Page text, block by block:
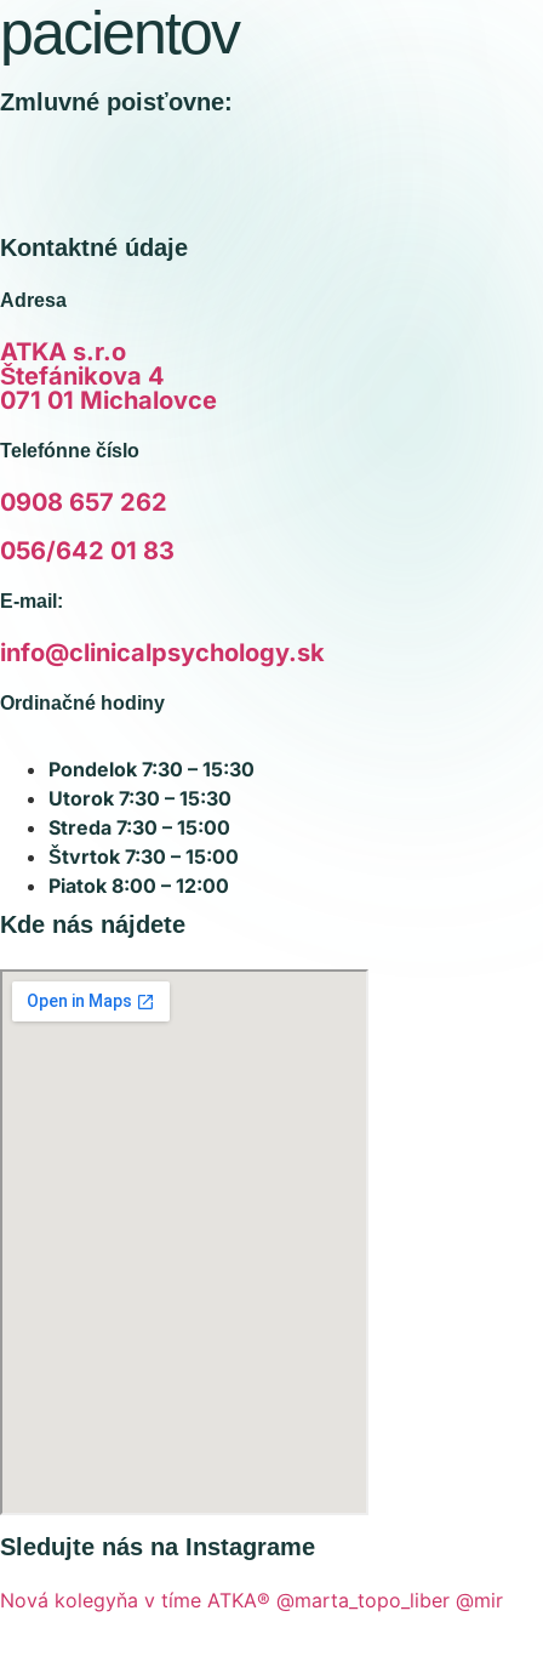
pacientov
Zmluvné poisťovne:
Kontaktné údaje
Adresa
ATKA s.r.o
Štefánikova 4
071 01 Michalovce
Telefónne číslo
0908 657 262
056/642 01 83
E-mail:
info@clinicalpsychology.sk
Ordinačné hodiny
Pondelok 7:30 – 15:30
Utorok 7:30 – 15:30
Streda 7:30 – 15:00
Štvrtok 7:30 – 15:00
Piatok 8:00 – 12:00
Kde nás nájdete
Sledujte nás na Instagrame
Nová kolegyňa v tíme ATKA®️ @marta_topo_liber @mir